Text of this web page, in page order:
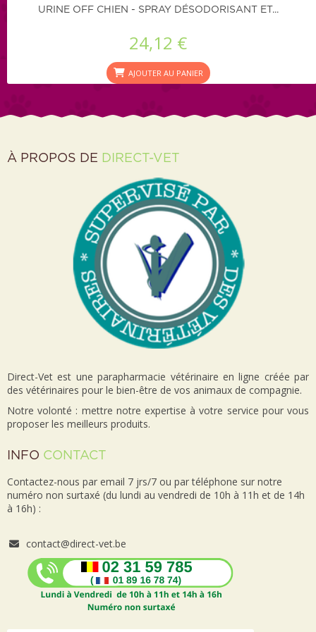
URINE OFF CHIEN - SPRAY DÉSODORISANT ET...
24,12 €
AJOUTER AU PANIER
À PROPOS DE DIRECT-VET
Direct-Vet est une parapharmacie vétérinaire en ligne créée par
des vétérinaires pour le bien-être de vos animaux de compagnie.
Notre volonté : mettre notre expertise à votre service pour vous
proposer les meilleurs produits.
INFO CONTACT
Contactez-nous par email 7 jrs/7 ou par téléphone sur notre
numéro non surtaxé (du lundi au vendredi de 10h à 11h et de 14h
à 16h) :
contact@direct-vet.be